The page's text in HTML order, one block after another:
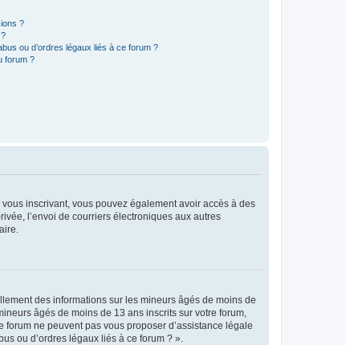
?
ou d’ordres légaux liés à ce forum ?
forum ?
inscrivant, vous pouvez également avoir accès à des
l’envoi de courriers électroniques aux autres
des informations sur les mineurs âgés de moins de
âgés de moins de 13 ans inscrits sur votre forum,
ne peuvent pas vous proposer d’assistance légale
ou d’ordres légaux liés à ce forum ? ».